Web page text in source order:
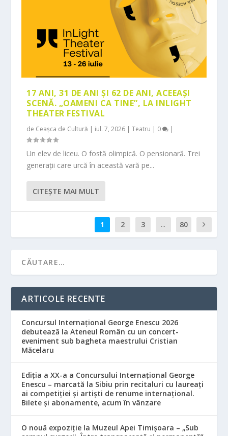
17 ANI, 31 DE ANI ȘI 62 DE ANI, ACEEAȘI
SCENĂ. „OAMENI CA TINE”, LA INLIGHT
THEATER FESTIVAL
de Ceașca de Cultură | iul. 7, 2026 |Teatru | 0 |
Un elev de liceu. O fostă olimpică. O pensionară. Trei
generații care urcă în această vară pe...
CITEŞTE MAI MULT
1 2 3 ... 80
ARTICOLE RECENTE
Concursul Internațional George Enescu 2026
debutează la Ateneul Român cu un concert-
eveniment sub bagheta maestrului Cristian
Măcelaru
Ediția a XX-a a Concursului Internațional George
Enescu – marcată la Sibiu prin recitaluri cu laureați
ai competiției și artiști de renume internațional.
Bilete și abonamente, acum în vânzare
O nouă expoziție la Muzeul Apei Timișoara – „Sub